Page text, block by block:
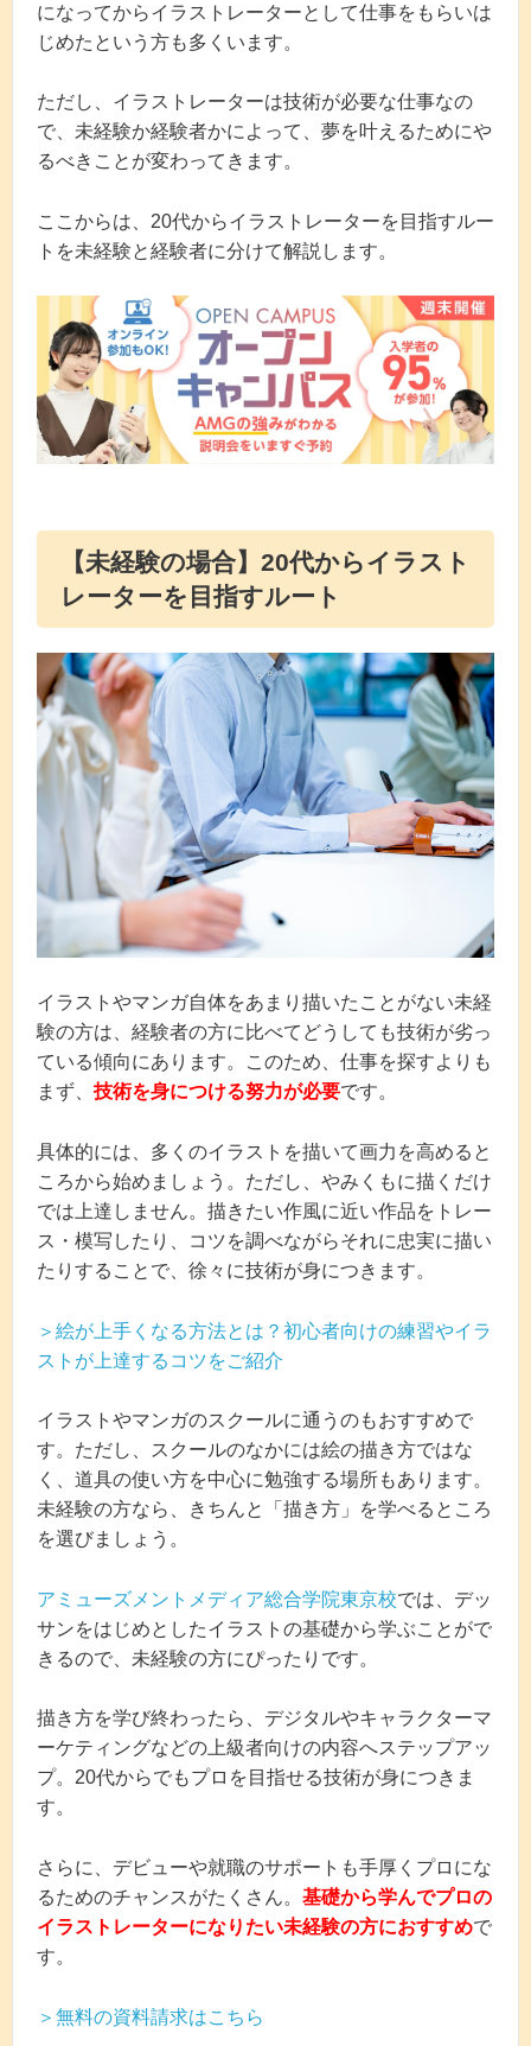
になってからイラストレーターとして仕事をもらいは
じめたという方も多くいます。
ただし、イラストレーターは技術が必要な仕事なの
で、未経験か経験者かによって、夢を叶えるためにや
るべきことが変わってきます。
ここからは、20代からイラストレーターを目指すルー
トを未経験と経験者に分けて解説します。
【未経験の場合】20代からイラスト
レーターを目指すルート
イラストやマンガ自体をあまり描いたことがない未経
験の方は、経験者の方に比べてどうしても技術が劣っ
ている傾向にあります。このため、仕事を探すよりも
まず、 技術を身につける努力が必要です。
具体的には、多くのイラストを描いて画力を高めると
ころから始めましょう。ただし、やみくもに描くだけ
では上達しません。描きたい作風に近い作品をトレー
ス・模写したり、コツを調べながらそれに忠実に描い
たりすることで、徐々に技術が身につきます。
＞絵が上手くなる方法とは？初心者向けの練習やイラ
ストが上達するコツをご紹介
イラストやマンガのスクールに通うのもおすすめで
す。ただし、スクールのなかには絵の描き方ではな
く、道具の使い方を中心に勉強する場所もあります。
未経験の方なら、きちんと「描き方」を学べるところ
を選びましょう。
アミューズメントメディア総合学院東京校では、デッ
サンをはじめとしたイラストの基礎から学ぶことがで
きるので、未経験の方にぴったりです。
描き方を学び終わったら、デジタルやキャラクターマ
ーケティングなどの上級者向けの内容へステップアッ
プ。20代からでもプロを目指せる技術が身につきま
す。
さらに、デビューや就職のサポートも手厚くプロにな
るためのチャンスがたくさん。 基礎から学んでプロの
イラストレーターになりたい未経験の方におすすめで
す。
＞無料の資料請求はこちら